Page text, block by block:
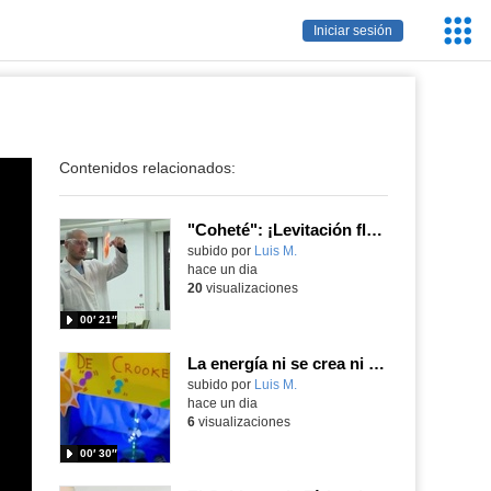
Iniciar sesión
Contenidos relacionados:
"Coheté": ¡Levitación flamígera!
Contenido educativo.
subido por Luis M.
00′ 21″
hace un dia
20visualizaciones
La energía ni se crea ni se destruye... ¡se experimenta! El Tierno en la Feria Madrid es Ciencia 2026
Contenido educativo.
subido por Luis M.
00′ 30″
hace un dia
6visualizaciones